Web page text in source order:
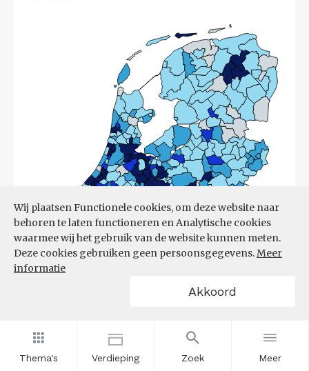
Thema's Verdieping Zoek Meer
Wij plaatsen Functionele cookies, om deze website naar
behoren te laten functioneren en Analytische cookies
waarmee wij het gebruik van de website kunnen meten.
Deze cookies gebruiken geen persoonsgegevens.Meer
informatie
Akkoord
Bron:CBS (17-03-2026)